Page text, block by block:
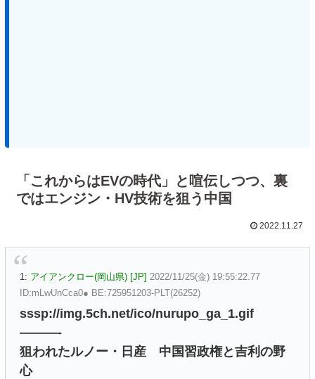
「これからはEVの時代」と喧伝しつつ、裏
ではエンジン・HV技術を狙う中国
2022.11.27
1: アイアンクロー(岡山県) [JP] 2022/11/25(金) 19:55:22.77
ID:mLwUnCca0● BE:725951203-PLT(26252)
sssp://img.5ch.net/ico/nurupo_ga_1.gif
———-
狙われたルノー・日産 中国習政権と吉利の野
心